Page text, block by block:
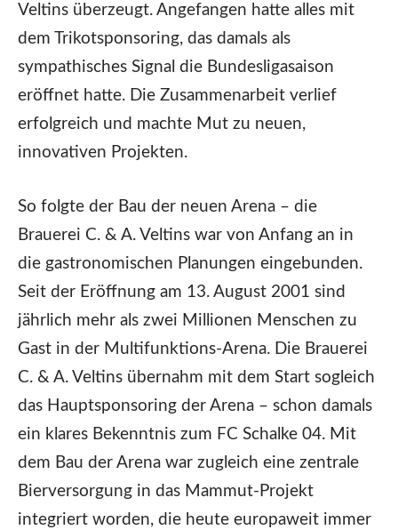
Veltins überzeugt. Angefangen hatte alles mit
dem Trikotsponsoring, das damals als
sympathisches Signal die Bundesligasaison
eröffnet hatte. Die Zusammenarbeit verlief
erfolgreich und machte Mut zu neuen,
innovativen Projekten.
So folgte der Bau der neuen Arena – die
Brauerei C. & A. Veltins war von Anfang an in
die gastronomischen Planungen eingebunden.
Seit der Eröffnung am 13. August 2001 sind
jährlich mehr als zwei Millionen Menschen zu
Gast in der Multifunktions-Arena. Die Brauerei
C. & A. Veltins übernahm mit dem Start sogleich
das Hauptsponsoring der Arena – schon damals
ein klares Bekenntnis zum FC Schalke 04. Mit
dem Bau der Arena war zugleich eine zentrale
Bierversorgung in das Mammut-Projekt
integriert worden, die heute europaweit immer